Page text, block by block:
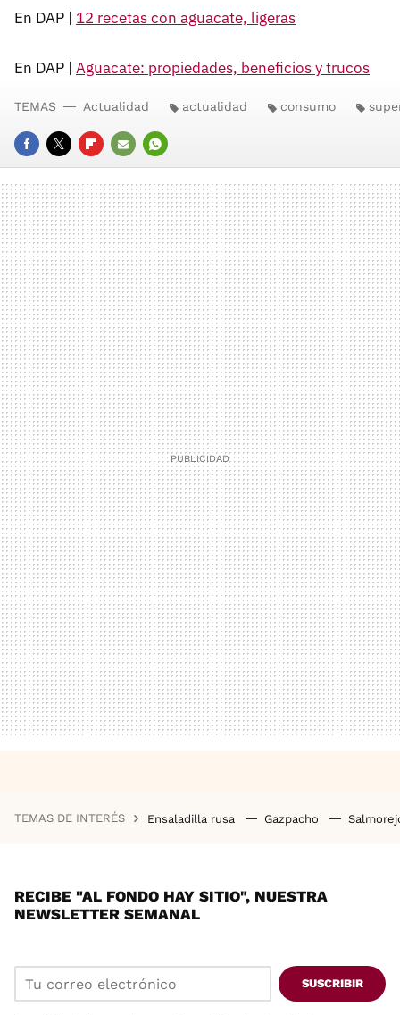
En DAP | 12 recetas con aguacate, ligeras
En DAP | Aguacate: propiedades, beneficios y trucos
FACEBOOK
TWITTERFLIPBOARD
E-
MAIL
WHATSAPP
TEMAS Actualidad actualidad consumo
TEMAS DE INTERÉS Ensaladilla rusa Gazpacho
RECIBE "AL FONDO HAY SITIO", NUESTRA
NEWSLETTER SEMANAL
SUSCRIBIR